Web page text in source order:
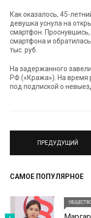
Как оказалось, 45-
девушка уснула на
смартфон.
смартфона и
тыс. руб.
На задержанного
РФ («Кража»). На время
под подпиской о
ПРЕДУДУЩИЙ
САМОЕ ПОПУЛЯРНОЕ
ОБЩЕСТВО